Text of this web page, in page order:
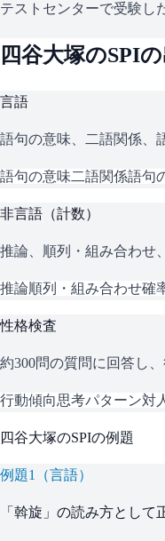
テストセンターで受験し
四谷大塚のSPI
言語
語句の意味、二語関係、
語句の意味二語関係語句
非言語（計数）
推論、順列・組み合わせ
推論順列・組み合わせ確
性格検査
約300問の質問に回答し
行動傾向思考パターン対
四谷大塚のSPIの例題
例題1 （言語）
「斡旋」の読み方として